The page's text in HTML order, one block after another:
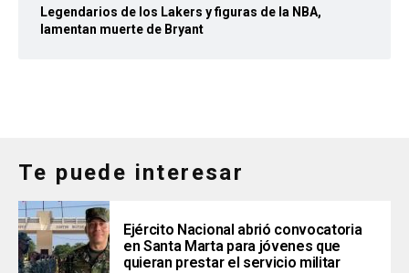
Legendarios de los Lakers y figuras de la NBA,
lamentan muerte de Bryant
Te puede interesar
Ejército Nacional abrió convocatoria
en Santa Marta para jóvenes que
quieran prestar el servicio militar